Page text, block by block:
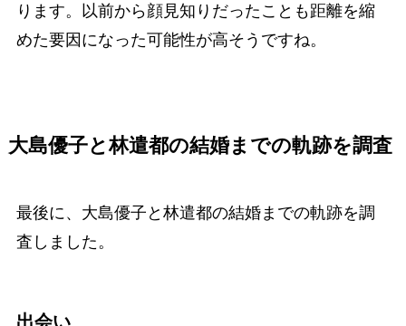
ります。以前から顔見知りだったことも距離を縮
めた要因になった可能性が高そうですね。
大島優子と林遣都の結婚までの軌跡を調査
最後に、大島優子と林遣都の結婚までの軌跡を調
査しました。
出会い